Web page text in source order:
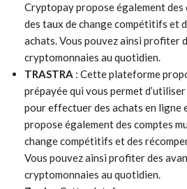
Cryptopay propose également
des taux de change compétitifs et
achats. Vous pouvez ainsi profiter
cryptomonnaies au quotidien.
TRASTRA : Cette plateforme
prépayée qui vous permet
pour effectuer des achats en ligne
propose également des comptes
change compétitifs et des
Vous pouvez ainsi profiter des
cryptomonnaies au quotidien.